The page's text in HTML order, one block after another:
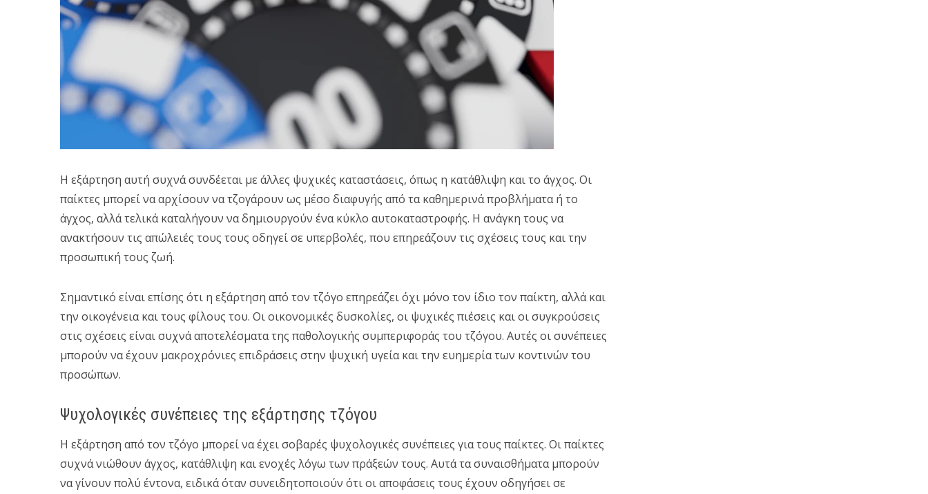
Η εξάρτηση αυτή συχνά συνδέεται με άλλες ψυχικές καταστάσεις, όπως η κατάθλιψη και το άγχος. Οι
παίκτες μπορεί να αρχίσουν να τζογάρουν ως μέσο διαφυγής από τα καθημερινά προβλήματα ή το
άγχος, αλλά τελικά καταλήγουν να δημιουργούν ένα κύκλο αυτοκαταστροφής. Η ανάγκη τους να
ανακτήσουν τις απώλειές τους τους οδηγεί σε υπερβολές, που επηρεάζουν τις σχέσεις τους και την
προσωπική τους ζωή.
Σημαντικό είναι επίσης ότι η εξάρτηση από τον τζόγο επηρεάζει όχι μόνο τον ίδιο τον παίκτη, αλλά και
την οικογένεια και τους φίλους του. Οι οικονομικές δυσκολίες, οι ψυχικές πιέσεις και οι συγκρούσεις
στις σχέσεις είναι συχνά αποτελέσματα της παθολογικής συμπεριφοράς του τζόγου. Αυτές οι συνέπειες
μπορούν να έχουν μακροχρόνιες επιδράσεις στην ψυχική υγεία και την ευημερία των κοντινών του
προσώπων.
Ψυχολογικές συνέπειες της εξάρτησης τζόγου
Η εξάρτηση από τον τζόγο μπορεί να έχει σοβαρές ψυχολογικές συνέπειες για τους παίκτες. Οι παίκτες
συχνά νιώθουν άγχος, κατάθλιψη και ενοχές λόγω των πράξεών τους. Αυτά τα συναισθήματα μπορούν
να γίνουν πολύ έντονα, ειδικά όταν συνειδητοποιούν ότι οι αποφάσεις τους έχουν οδηγήσει σε